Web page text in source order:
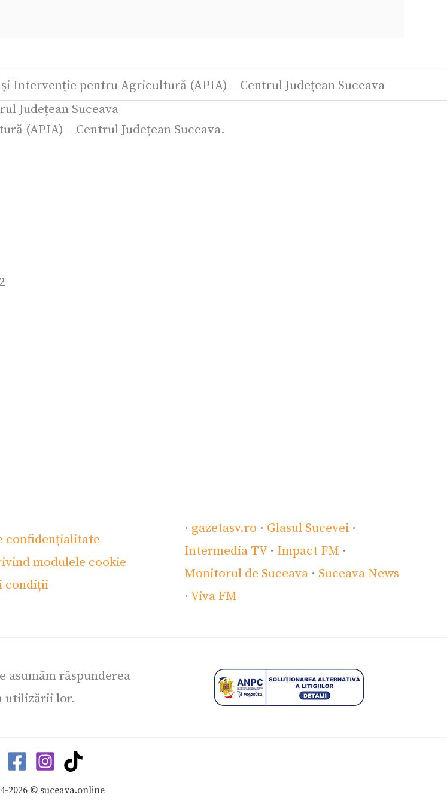
Intervenție pentru Agricultură (APIA) – Centrul Județean Suceava
Județean Suceava
(APIA) – Centrul Județean Suceava.
confidențialitate
modulele cookie
condiții
· gazetasv.ro · Glasul Sucevei ·
Intermedia TV· Impact FM ·
Monitorul de Suceava · Suceava News
·Viva FM
răspunderea
utilizării lor.
2026 © suceava.online